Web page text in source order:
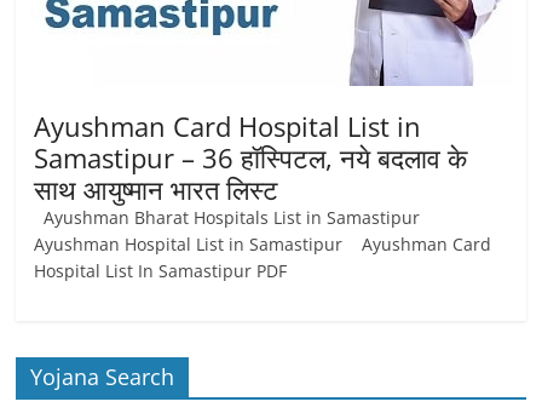
Ayushman Card Hospital List in
Samastipur – 36 हॉस्पिटल, नये बदलाव के
साथ आयुष्‍मान भारत लिस्ट
Ayushman Bharat Hospitals List in Samastipur
Ayushman Hospital List in Samastipur Ayushman Card
Hospital List In Samastipur PDF
Yojana Search